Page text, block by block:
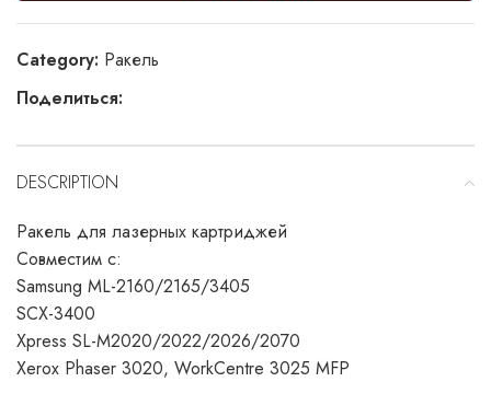
Category: Ракель
Поделиться:
DESCRIPTION
Ракель для лазерных картриджей
Совместим с:
Samsung ML-2160/2165/3405
SCX-3400
Xpress SL-M2020/2022/2026/2070
Xerox Phaser 3020, WorkCentre 3025 MFP